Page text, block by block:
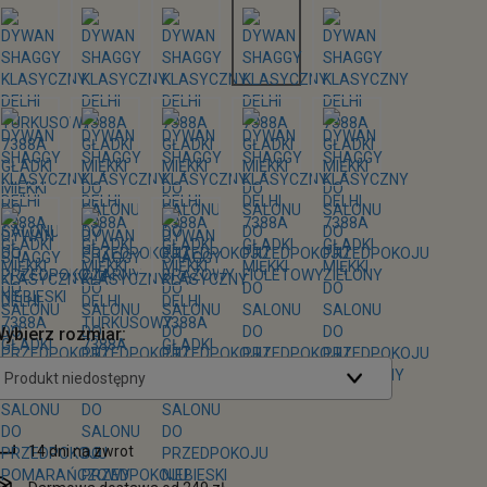
rozmiar:
Produkt niedostępny
14 dni na zwrot